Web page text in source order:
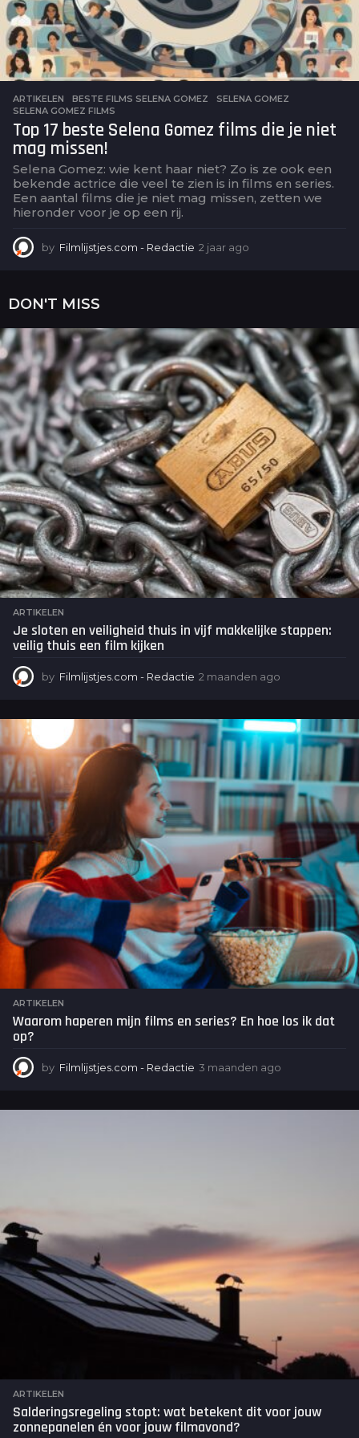
ARTIKELEN BESTE FILMS SELENA GOMEZ ,SELENA GOMEZ
SELENA GOMEZ FILMS
Top 17 beste Selena Gomez films die je niet
mag missen!
Selena Gomez: wie kent haar niet? Zo is ze ook een
bekende actrice die veel te zien is in films en series.
Een aantal films die je niet mag missen, zetten we
hieronder voor je op een rij.
by Filmlijstjes.com - Redactie 2 jaar ago
g
o
DON'T MISS
ARTIKELEN
Je sloten en veiligheid thuis in vijf makkelijke stappen:
veilig thuis een film kijken
by Filmlijstjes.com - Redactie 2 maanden ago
a
n
d
n
a
g
ARTIKELEN
Waarom haperen mijn films en series? En hoe los ik dat
op?
by Filmlijstjes.com - Redactie 3 maanden ago
a
ARTIKELEN
Salderingsregeling stopt: wat betekent dit voor jouw
zonnepanelen én voor jouw filmavond?